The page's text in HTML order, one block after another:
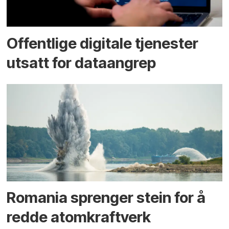
Offentlige digitale tjenester
utsatt for dataangrep
Romania sprenger stein for å
redde atomkraftverk